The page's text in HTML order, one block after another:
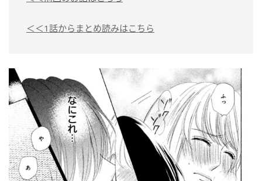
＜＜1話からまとめ読みはこちら